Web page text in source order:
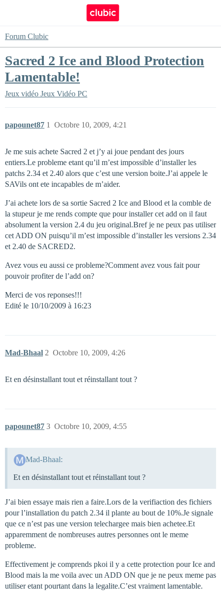
Forum Clubic
Sacred 2 Ice and Blood Protection
Lamentable!
Jeux vidéo Jeux Vidéo PC
papounet87 Octobre 10, 2009, 4:21
1
Je me suis achete Sacred 2 et j’y ai joue pendant des jours
entiers.Le probleme etant qu’il m’est impossible d’installer les
patchs 2.34 et 2.40 alors que c’est une version boite.J’ai appele le
SAVils ont ete incapables de m’aider.
J’ai achete lors de sa sortie Sacred 2 Ice and Blood et la comble de
la stupeur je me rends compte que pour installer cet add on il faut
absolument la version 2.4 du jeu original.Bref je ne peux pas utiliser
cet ADD ON puisqu’il m’est impossible d’installer les versions 2.34
et 2.40 de SACRED2.
Avez vous eu aussi ce probleme?Comment avez vous fait pour
pouvoir profiter de l’add on?
Merci de vos reponses!!!
Edité le 10/10/2009 à 16:23
Mad-Bhaal Octobre 10, 2009, 4:26
2
Et en désinstallant tout et réinstallant tout ?
papounet87 Octobre 10, 2009, 4:55
3
Mad-Bhaal:
Et en désinstallant tout et réinstallant tout ?
J’ai bien essaye mais rien a faire.Lors de la verifiaction des fichiers
pour l’installation du patch 2.34 il plante au bout de 10%.Je signale
que ce n’est pas une version telechargee mais bien achetee.Et
apparemment de nombreuses autres personnes ont le meme
probleme.
Effectivement je comprends pkoi il y a cette protection pour Ice and
Blood mais la me voila avec un ADD ON que je ne peux meme pas
utiliser etant pourtant dans la legalite.C’est vraiment lamentable.